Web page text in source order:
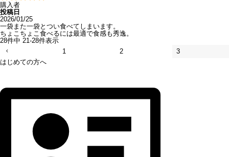
購入者
投稿日
2026/01/25
一袋また一袋とつい食べてしまいます。
ちょこちょこ食べるには最適で食感も秀逸。
28件中 21 -28件表示
1
2
3
はじめての方へ